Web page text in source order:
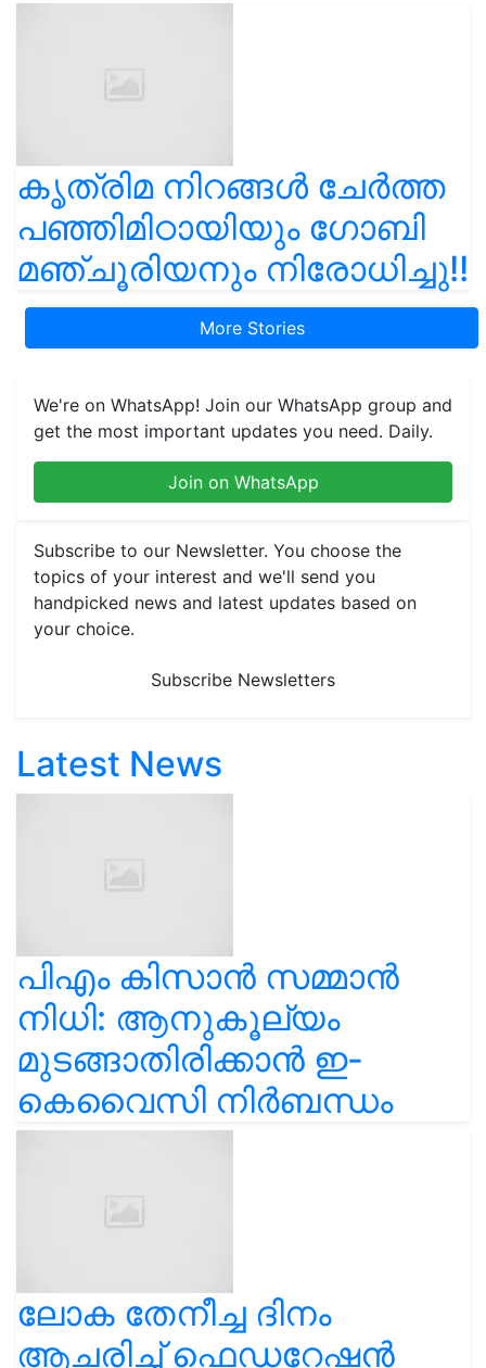
കൃത്രിമ നിറങ്ങൾ ചേർത്ത
പഞ്ഞിമിഠായിയും ഗോബി
മഞ്ചൂരിയനും നിരോധിച്ചു!!
More Stories
We're on WhatsApp! Join our WhatsApp group and
get the most important updates you need. Daily.
Join on WhatsApp
Subscribe to our Newsletter. You choose the
topics of your interest and we'll send you
handpicked news and latest updates based on
your choice.
Subscribe Newsletters
Latest News
പിഎം കിസാൻ സമ്മാൻ
നിധി: ആനുകൂല്യം
മുടങ്ങാതിരിക്കാൻ ഇ-
കെവൈസി നിർബന്ധം
ലോക തേനീച്ച ദിനം
ആചരിച്ച് ഫെഡറേഷൻ